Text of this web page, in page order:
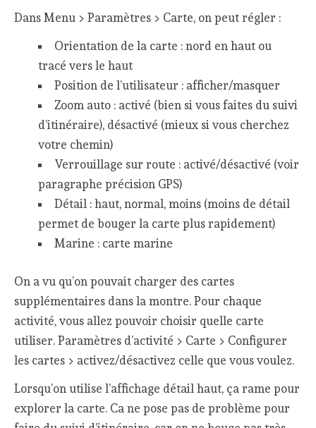
Dans Menu > Paramètres > Carte, on peut régler :
Orientation de la carte : nord en haut ou
tracé vers le haut
Position de l’utilisateur : afficher/masquer
Zoom auto : activé (bien si vous faites du suivi
d’itinéraire), désactivé (mieux si vous cherchez
votre chemin)
Verrouillage sur route : activé/désactivé (voir
paragraphe précision GPS)
Détail : haut, normal, moins (moins de détail
permet de bouger la carte plus rapidement)
Marine : carte marine
On a vu qu’on pouvait charger des cartes
supplémentaires dans la montre. Pour chaque
activité, vous allez pouvoir choisir quelle carte
utiliser. Paramètres d’activité > Carte > Configurer
les cartes > activez/désactivez celle que vous voulez.
Lorsqu’on utilise l’affichage détail haut, ça rame pour
explorer la carte. Ca ne pose pas de problème pour